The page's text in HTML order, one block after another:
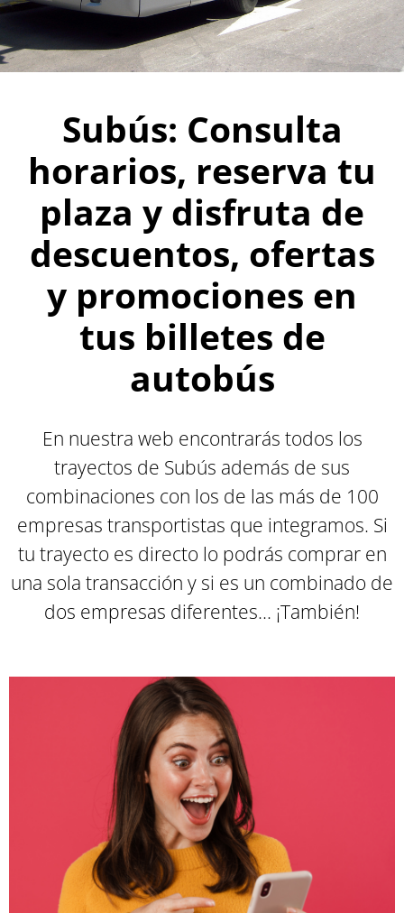
Subús: Consulta
horarios, reserva tu
plaza y disfruta de
descuentos, ofertas
y promociones en
tus billetes de
autobús
En nuestra web encontrarás todos los
trayectos de Subús además de sus
combinaciones con los de las más de 100
empresas transportistas que integramos. Si
tu trayecto es directo lo podrás comprar en
una sola transacción y si es un combinado de
dos empresas diferentes... ¡También!